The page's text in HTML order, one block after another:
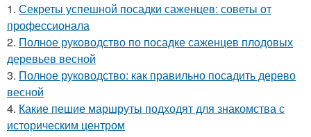
1. Секреты успешной посадки саженцев: советы от
профессионала
2. Полное руководство по посадке саженцев плодовых
деревьев весной
3. Полное руководство: как правильно посадить дерево
весной
4. Какие пешие маршруты подходят для знакомства с
историческим центром